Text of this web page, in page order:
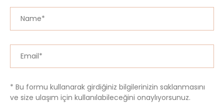
* Bu formu kullanarak girdiğiniz bilgilerinizin saklanmasını
ve size ulaşım için kullanılabileceğini onaylıyorsunuz.